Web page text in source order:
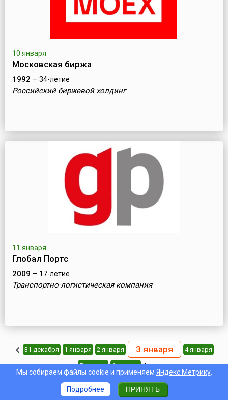
10 января
Московская биржа
1992 — 34-летие
Российский биржевой холдинг
11 января
Глобал Портс
2009 — 17-летие
Транспортно-логистическая компания
31 декабря 1 января 2 января 3 января 4 января
5 января 6 января
Мы собираем файлы cookie и применяем Яндекс.Метрику.
Подробнее ПРИНЯТЬ